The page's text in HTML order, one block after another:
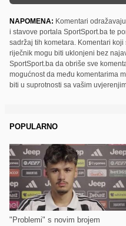
NAPOMENA: Komentari
i stavove portala SportSport.ba te
sadržaj tih kometara. Komentari
riječnik mogu biti uklonjeni bez
SportSport.ba da obriše sve
mogućnost da među komentarima
biti u suprotnosti sa vašim
POPULARNO
"Problemi" s novim brojem